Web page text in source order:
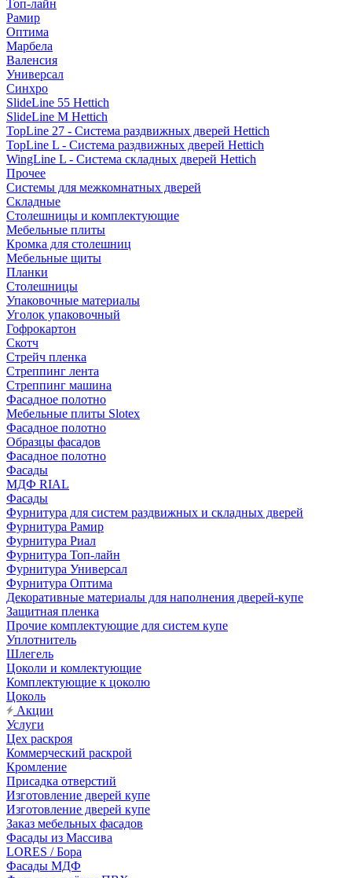
Топ-лайн
Рамир
Оптима
Марбела
Валенсия
Универсал
Синхро
SlideLine 55 Hettich
SlideLine M Hettich
TopLine 27 - Система раздвижных дверей Hettich
TopLine L - Система раздвижных дверей Hettich
WingLine L - Система складных дверей Hettich
Прочее
Системы для межкомнатных дверей
Складные
Столешницы и комплектующие
Мебельные плиты
Кромка для столешниц
Мебельные щиты
Планки
Столешницы
Упаковочные материалы
Уголок упаковочный
Гофрокартон
Скотч
Стрейч пленка
Стреппинг лента
Стреппинг машина
Фасадное полотно
Мебельные плиты Slotex
Фасадное полотно
Образцы фасадов
Фасадное полотно
Фасады
МДФ RIAL
Фасады
Фурнитура для систем раздвижных и складных дверей
Фурнитура Рамир
Фурнитура Риал
Фурнитура Топ-лайн
Фурнитура Универсал
Фурнитура Оптима
Декоративные материалы для наполнения дверей-купе
Защитная пленка
Прочие комплектующие для систем купе
Уплотнитель
Шлегель
Цоколи и комлектующие
Комплектующие к цоколю
Цоколь
Акции
Услуги
Цех раскроя
Коммерческий раскрой
Кромление
Присадка отверстий
Изготовление дверей купе
Изготовление дверей купе
Заказ мебельных фасадов
Фасады из Массива
LORES / Бора
Фасады МДФ